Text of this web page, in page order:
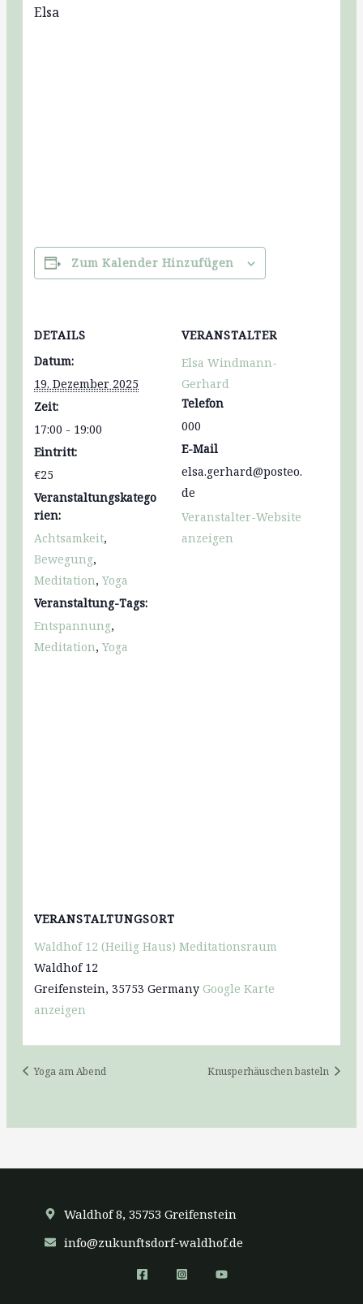
Elsa
Zum Kalender Hinzufügen
DETAILS
Datum:
19. Dezember 2025
Zeit:
17:00 - 19:00
Eintritt:
€25
Veranstaltungskatego
rien:
Achtsamkeit,
Bewegung,
Meditation,Yoga
Veranstaltung-Tags:
Entspannung,
Meditation,Yoga
VERANSTALTER
Elsa Windmann-
Gerhard
Telefon
000
E-Mail
elsa.gerhard@posteo.
de
Veranstalter-Website
anzeigen
VERANSTALTUNGSORT
Waldhof 12 (Heilig Haus) Meditationsraum
Waldhof 12
Greifenstein, 35753 Germany Google Karte
anzeigen
Yoga am Abend Knusperhäuschen basteln
Waldhof 8, 35753 Greifenstein
info@zukunftsdorf-waldhof.de